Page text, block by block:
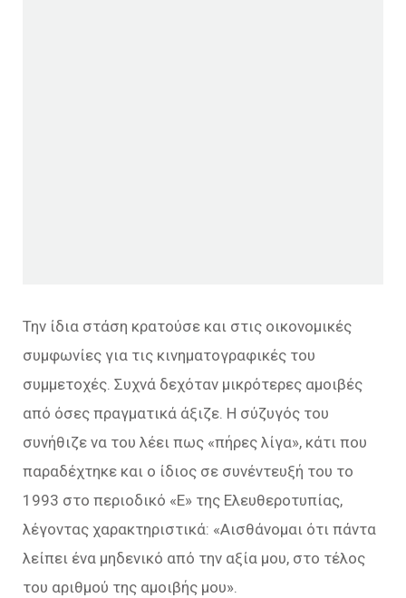
Την ίδια στάση κρατούσε και στις οικονομικές
συμφωνίες για τις κινηματογραφικές του
συμμετοχές. Συχνά δεχόταν μικρότερες αμοιβές
από όσες πραγματικά άξιζε. Η σύζυγός του
συνήθιζε να του λέει πως «πήρες λίγα», κάτι που
παραδέχτηκε και ο ίδιος σε συνέντευξή του το
1993 στο περιοδικό «Ε» της Ελευθεροτυπίας,
λέγοντας χαρακτηριστικά: «Αισθάνομαι ότι πάντα
λείπει ένα μηδενικό από την αξία μου, στο τέλος
του αριθμού της αμοιβής μου».